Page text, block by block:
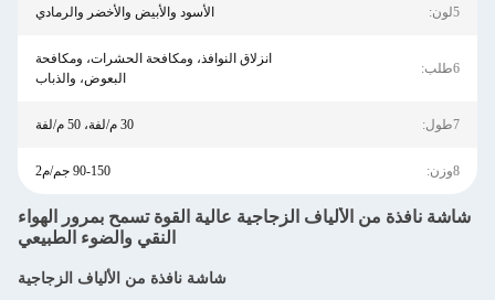
5لون: الأسود والأبيض والأخضر والرمادي
6طلب:
انزلاق النوافذ، ومكافحة الحشرات، ومكافحة
البعوض، والذباب
7طول: 30 م/لفة، 50 م/لفة
8وزن: 90-150 جم/م2
شاشة نافذة من الألياف الزجاجية عالية القوة تسمح بمرور الهواء
النقي والضوء الطبيعي
شاشة نافذة من الألياف الزجاجية